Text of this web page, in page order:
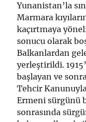
Yunanistan’la
Marmara
kaçırtmaya
sonucu olarak
Balkanlardan
yerleştirildi.
başlayan ve
Tehcir
Ermeni sürgünü
sonrasında